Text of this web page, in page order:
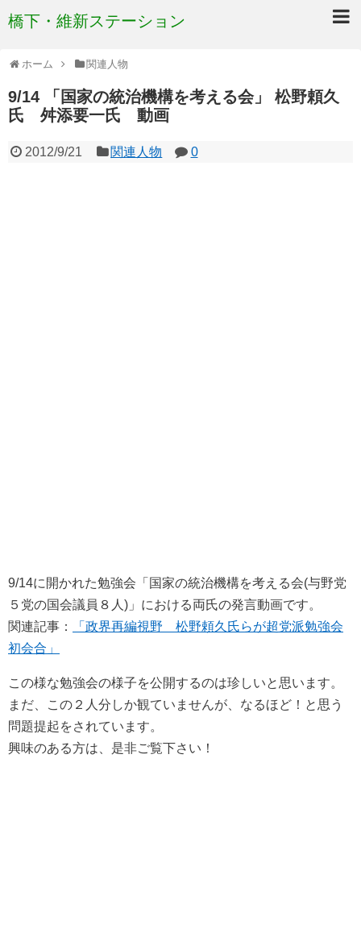
橋下・維新ステーション
ホーム 関連人物
9/14 「国家の統治機構を考える会」 松野頼久
氏 舛添要一氏 動画
2012/9/21 関連人物 0
9/14に開かれた勉強会「国家の統治機構を考える会(与野党
５党の国会議員８人)」における両氏の発言動画です。
関連記事：
「政界再編視野 松野頼久氏らが超党派勉強会
初会合」
この様な勉強会の様子を公開するのは珍しいと思います。
まだ、この２人分しか観ていませんが、なるほど！と思う
問題提起をされています。
興味のある方は、是非ご覧下さい！